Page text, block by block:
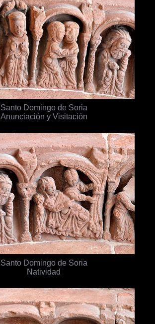
Santo Domingo de Soria
Anunciación y Visitación
Santo Domingo de Soria
Natividad